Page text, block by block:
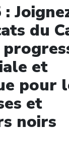
:
du
et
pour
et
noirs